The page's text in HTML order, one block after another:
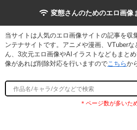
変態さんのためのエロ画像
当サイトは人気のエロ画像サイトの記事を収
ンテナサイトです。アニメや漫画、VTuber
ん、3次元エロ画像やAIイラストなどもまと
像があれば削除対応を行いますのでこちらか